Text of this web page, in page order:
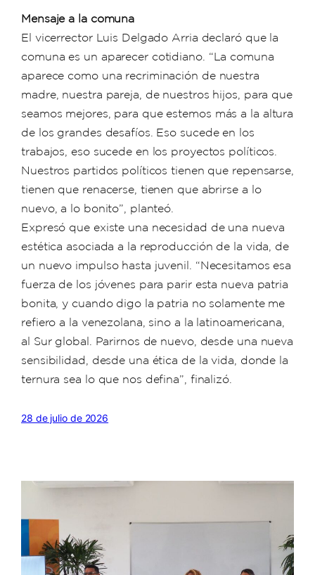
Mensaje a la comuna
El vicerrector Luis Delgado Arria declaró que la
comuna es un aparecer cotidiano. “La comuna
aparece como una recriminación de nuestra
madre, nuestra pareja, de nuestros hijos, para que
seamos mejores, para que estemos más a la altura
de los grandes desafíos. Eso sucede en los
trabajos, eso sucede en los proyectos políticos.
Nuestros partidos políticos tienen que repensarse,
tienen que renacerse, tienen que abrirse a lo
nuevo, a lo bonito”, planteó.
Expresó que existe una necesidad de una nueva
estética asociada a la reproducción de la vida, de
un nuevo impulso hasta juvenil. “Necesitamos esa
fuerza de los jóvenes para parir esta nueva patria
bonita, y cuando digo la patria no solamente me
refiero a la venezolana, sino a la latinoamericana,
al Sur global. Parirnos de nuevo, desde una nueva
sensibilidad, desde una ética de la vida, donde la
ternura sea lo que nos defina”, finalizó.
28 de julio de 2026